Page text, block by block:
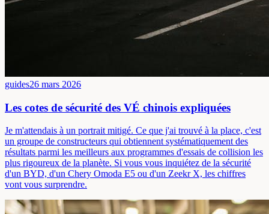
guides26 mars 2026
Les cotes de sécurité des VÉ chinois expliquées
Je m'attendais à un portrait mitigé. Ce que j'ai trouvé à la place, c'est
un groupe de constructeurs qui obtiennent systématiquement des
résultats parmi les meilleurs aux programmes d'essais de collision les
plus rigoureux de la planète. Si vous vous inquiétez de la sécurité
d'un BYD, d'un Chery Omoda E5 ou d'un Zeekr X, les chiffres
vont vous surprendre.